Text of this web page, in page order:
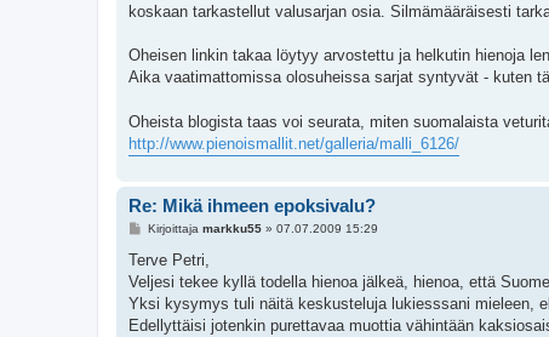
koskaan tarkastellut valusarjan osia. Silmämääräisesti
Oheisen linkin takaa löytyy arvostettu ja helkutin hienoja
Aika vaatimattomissa olosuheissa sarjat syntyvät - kuten
Oheista blogista taas voi seurata, miten suomalaista
http://www.pienoismallit.net/galleria/malli_6126/
Re: Mikä ihmeen epoksivalu?
V
e
t
i
Kirjoittaja markku55» 07.07.2009 15:29
Terve Petri,
Veljesi tekee kyllä todella hienoa jälkeä, hienoa, että
Yksi kysymys tuli näitä keskusteluja lukiesssani mieleen,
Edellyttäisi jotenkin purettavaa muottia vähintään